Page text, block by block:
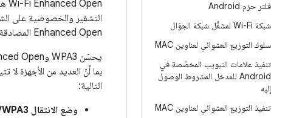
فلتر حزم Android
شبكة Wi-Fi لمشغِّل شبكة الجوّال
سلوك التوزيع العشوائي لعناوين MAC
تنفيذ علامات التبويب المخصّصة في
Android للمدخل المشروط الوصول
إليه
تنفيذ التوزيع العشوائي لعناوين MAC
التشفير والخصوصية على
Enhanced Open المصادقة.
التالية:
وضع الانتقال WPA2/WPA3: